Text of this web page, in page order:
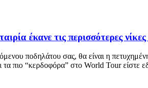
έκανε τις περισσότερες
ποδηλάτου σας, θα είναι η
τα πιο “κερδοφόρα” στο World Tour είστε